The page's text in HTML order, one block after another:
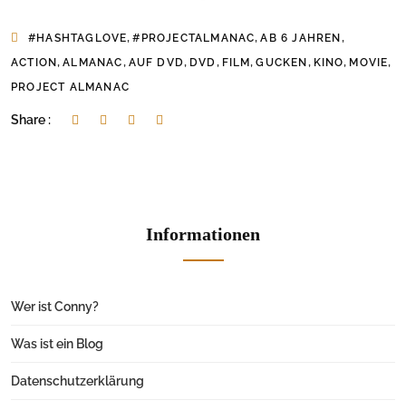
#HASHTAGLOVE,#PROJECTALMANAC,AB 6 JAHREN ,
ACTION,ALMANAC, AUF DVD, DVD, FILM,GUCKEN , KINO, MOVIE,
PROJECT ALMANAC
Share :
Informationen
Wer ist Conny?
Was ist ein Blog
Datenschutzerklärung